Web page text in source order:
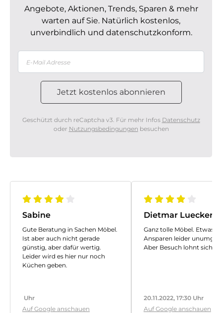
Angebote, Aktionen, Trends, Sparen & mehr
warten auf Sie. Natürlich kostenlos,
unverbindlich und datenschutzkonform.
Geschützt durch reCaptcha v3. Für mehr Infos Datenschutz
oder Nutzungsbedingungen besuchen
Sabine
Gute Beratung in Sachen Möbel.
Ist aber auch nicht gerade
günstig, aber dafür wertig.
Leider wird es hier nur noch
Küchen geben.
Uhr
Auf Google anschauen
Dietmar Luecker
Ganz tolle Möbel. Etwas
Ansparen leider
Aber Besuch lohnt sich.
20.11.2022, 17:30 Uhr
Auf Google anschauen